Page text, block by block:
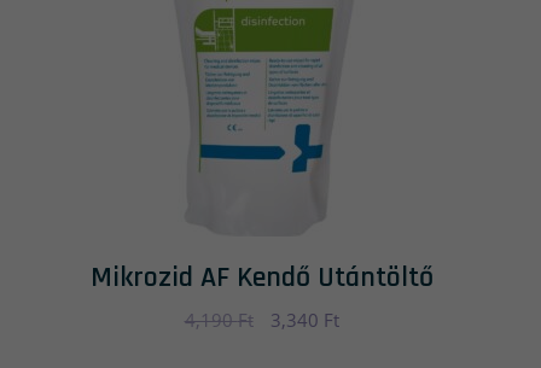
Mikrozid AF Kendő Utántöltő
4,190Ft
Original
3,340 Ft